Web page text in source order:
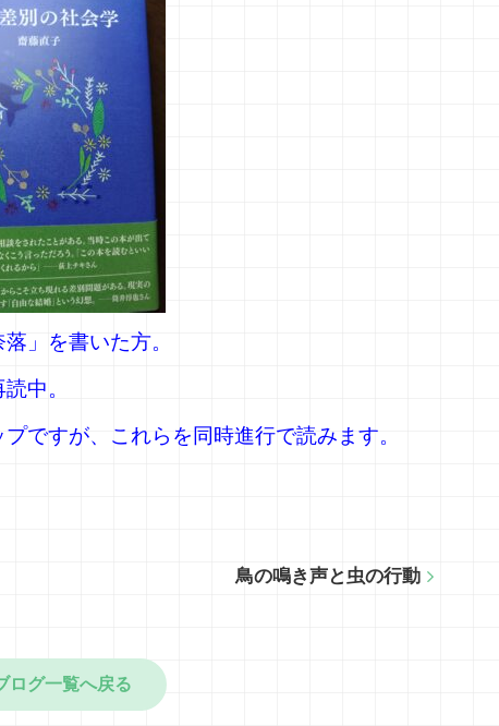
」を書いた方。
中。
ですが、これらを同時進行で読みます。
鳥の鳴き声と虫の行動
ログ一覧へ戻る